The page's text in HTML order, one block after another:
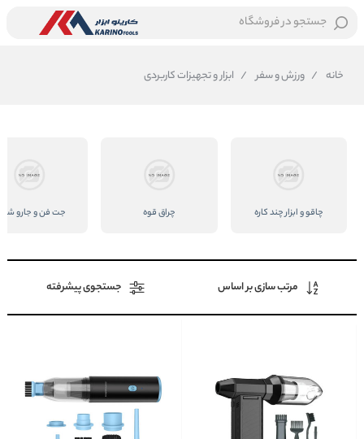
جستجو در فروشگاه
خانه / ورزش و سفر / ابزار و تجهیزات کاربردی
چاقو و ابزار چند کاره چراق قوه جت فن و جارو
مرتب سازی بر اساس جستجوی پیشرفته